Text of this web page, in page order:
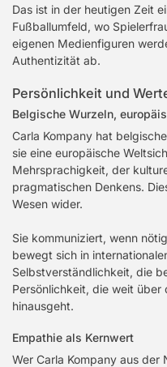
Das ist in der heutigen Zeit
Fußballumfeld, wo
eigenen Medienfiguren
Authentizität ab.
Persönlichkeit und
Belgische Wurzeln,
Carla Kompany hat
sie eine europäische
Mehrsprachigkeit, der
pragmatischen Denkens.
Wesen wider.
Sie kommuniziert, wenn
bewegt sich in
Selbstverständlichkeit, die
Persönlichkeit, die weit über
hinausgeht.
Empathie als Kernwert
Wer Carla Kompany aus